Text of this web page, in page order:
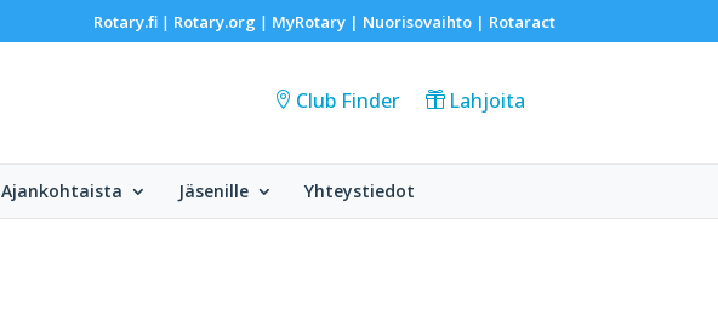
Rotary.fi| Rotary.org | MyRotary | Nuorisovaihto| Rotaract
Club Finder Lahjoita
Ajankohtaista Jäsenille Yhteystiedot